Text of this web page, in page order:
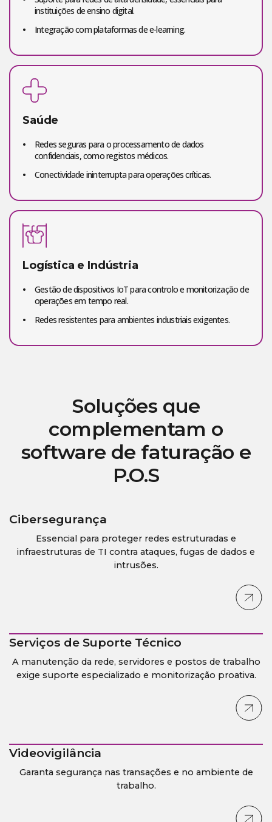
instituições de ensino digital.
Integração com plataformas de e-learning.
Saúde
Redes seguras para o processamento de dados
confidenciais, como registos médicos.
Conectividade ininterrupta para operações críticas.
Logística e Indústria
Gestão de dispositivos IoT para controlo e monitorização de
operações em tempo real.
Redes resistentes para ambientes industriais exigentes.
Soluções que
complementam o
software de faturação e
P.O.S
Cibersegurança
Essencial para proteger redes estruturadas e
infraestruturas de TI contra ataques, fugas de dados e
intrusões.
Serviços de Suporte Técnico
A manutenção da rede, servidores e postos de trabalho
exige suporte especializado e monitorização proativa.
Videovigilância
Garanta segurança nas transações e no ambiente de
trabalho.